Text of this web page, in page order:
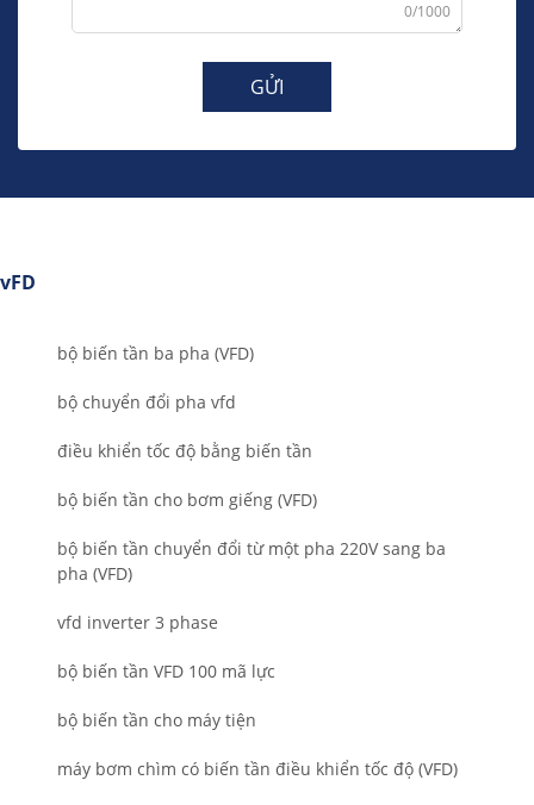
0/1000
GỬI
vFD
bộ biến tần ba pha (VFD)
bộ chuyển đổi pha vfd
điều khiển tốc độ bằng biến tần
bộ biến tần cho bơm giếng (VFD)
bộ biến tần chuyển đổi từ một pha 220V sang ba
pha (VFD)
vfd inverter 3 phase
bộ biến tần VFD 100 mã lực
bộ biến tần cho máy tiện
máy bơm chìm có biến tần điều khiển tốc độ (VFD)